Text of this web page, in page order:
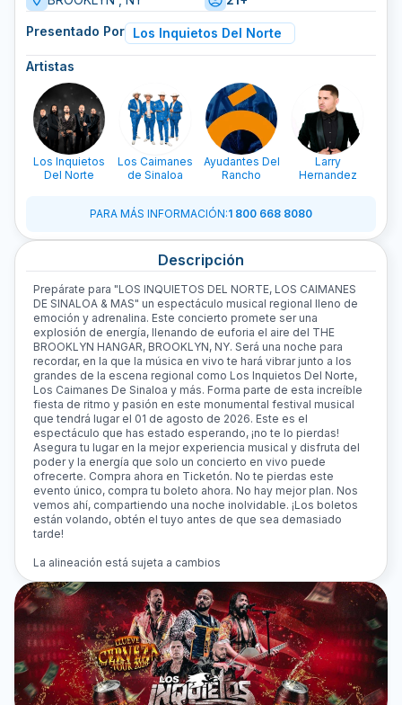
Presentado Por Los Inquietos Del Norte
Artistas
Los Inquietos
Del Norte
Los Caimanes
de Sinaloa
Ayudantes Del
Rancho
Larry
Hernandez
PARA MÁS INFORMACIÓN:1 800 668 8080
Descripción
Prepárate para "LOS INQUIETOS DEL NORTE, LOS CAIMANES
DE SINALOA & MAS" un espectáculo musical regional lleno de
emoción y adrenalina. Este concierto promete ser una
explosión de energía, llenando de euforia el aire del THE
BROOKLYN HANGAR, BROOKLYN, NY. Será una noche para
recordar, en la que la música en vivo te hará vibrar junto a los
grandes de la escena regional como Los Inquietos Del Norte,
Los Caimanes De Sinaloa y más. Forma parte de esta increíble
fiesta de ritmo y pasión en este monumental festival musical
que tendrá lugar el 01 de agosto de 2026. Este es el
espectáculo que has estado esperando, ¡no te lo pierdas!
Asegura tu lugar en la mejor experiencia musical y disfruta del
poder y la energía que solo un concierto en vivo puede
ofrecerte. Compra ahora en Ticketón. No te pierdas este
evento único, compra tu boleto ahora. No hay mejor plan. Nos
vemos ahí, compartiendo una noche inolvidable. ¡Los boletos
están volando, obtén el tuyo antes de que sea demasiado
tarde!
La alineación está sujeta a cambios